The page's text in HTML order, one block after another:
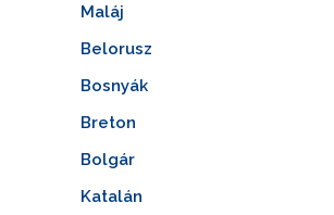
Maláj
Belorusz
Bosnyák
Breton
Bolgár
Katalán